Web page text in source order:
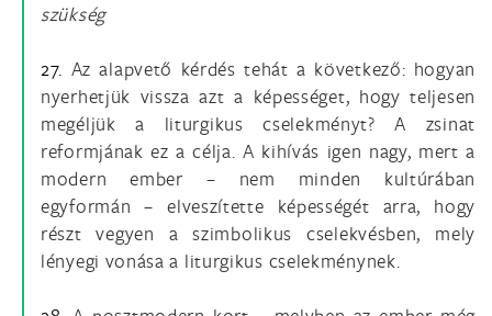
szükség
27. Az alapvető kérdés tehát a következő: hogyan
nyerhetjük vissza azt a képességet, hogy teljesen
megéljük a liturgikus cselekményt? A zsinat
reformjának ez a célja. A kihívás igen nagy, mert a
modern ember – nem minden kultúrában
egyformán – elveszítette képességét arra, hogy
részt vegyen a szimbolikus cselekvésben, mely
lényegi vonása a liturgikus cselekménynek.